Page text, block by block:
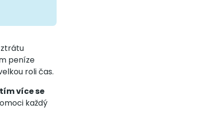
ztrátu
peníze
roli čas.
více se
každý